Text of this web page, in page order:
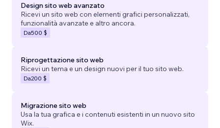
Design sito web avanzato
Ricevi un sito web con elementi grafici personalizzati,
funzionalità avanzate e altro ancora.
Da500 $
Riprogettazione sito web
Ricevi un tema e un design nuovi per il tuo sito web.
Da200 $
Migrazione sito web
Usa la tua grafica e i contenuti esistenti in un nuovo sito
Wix.